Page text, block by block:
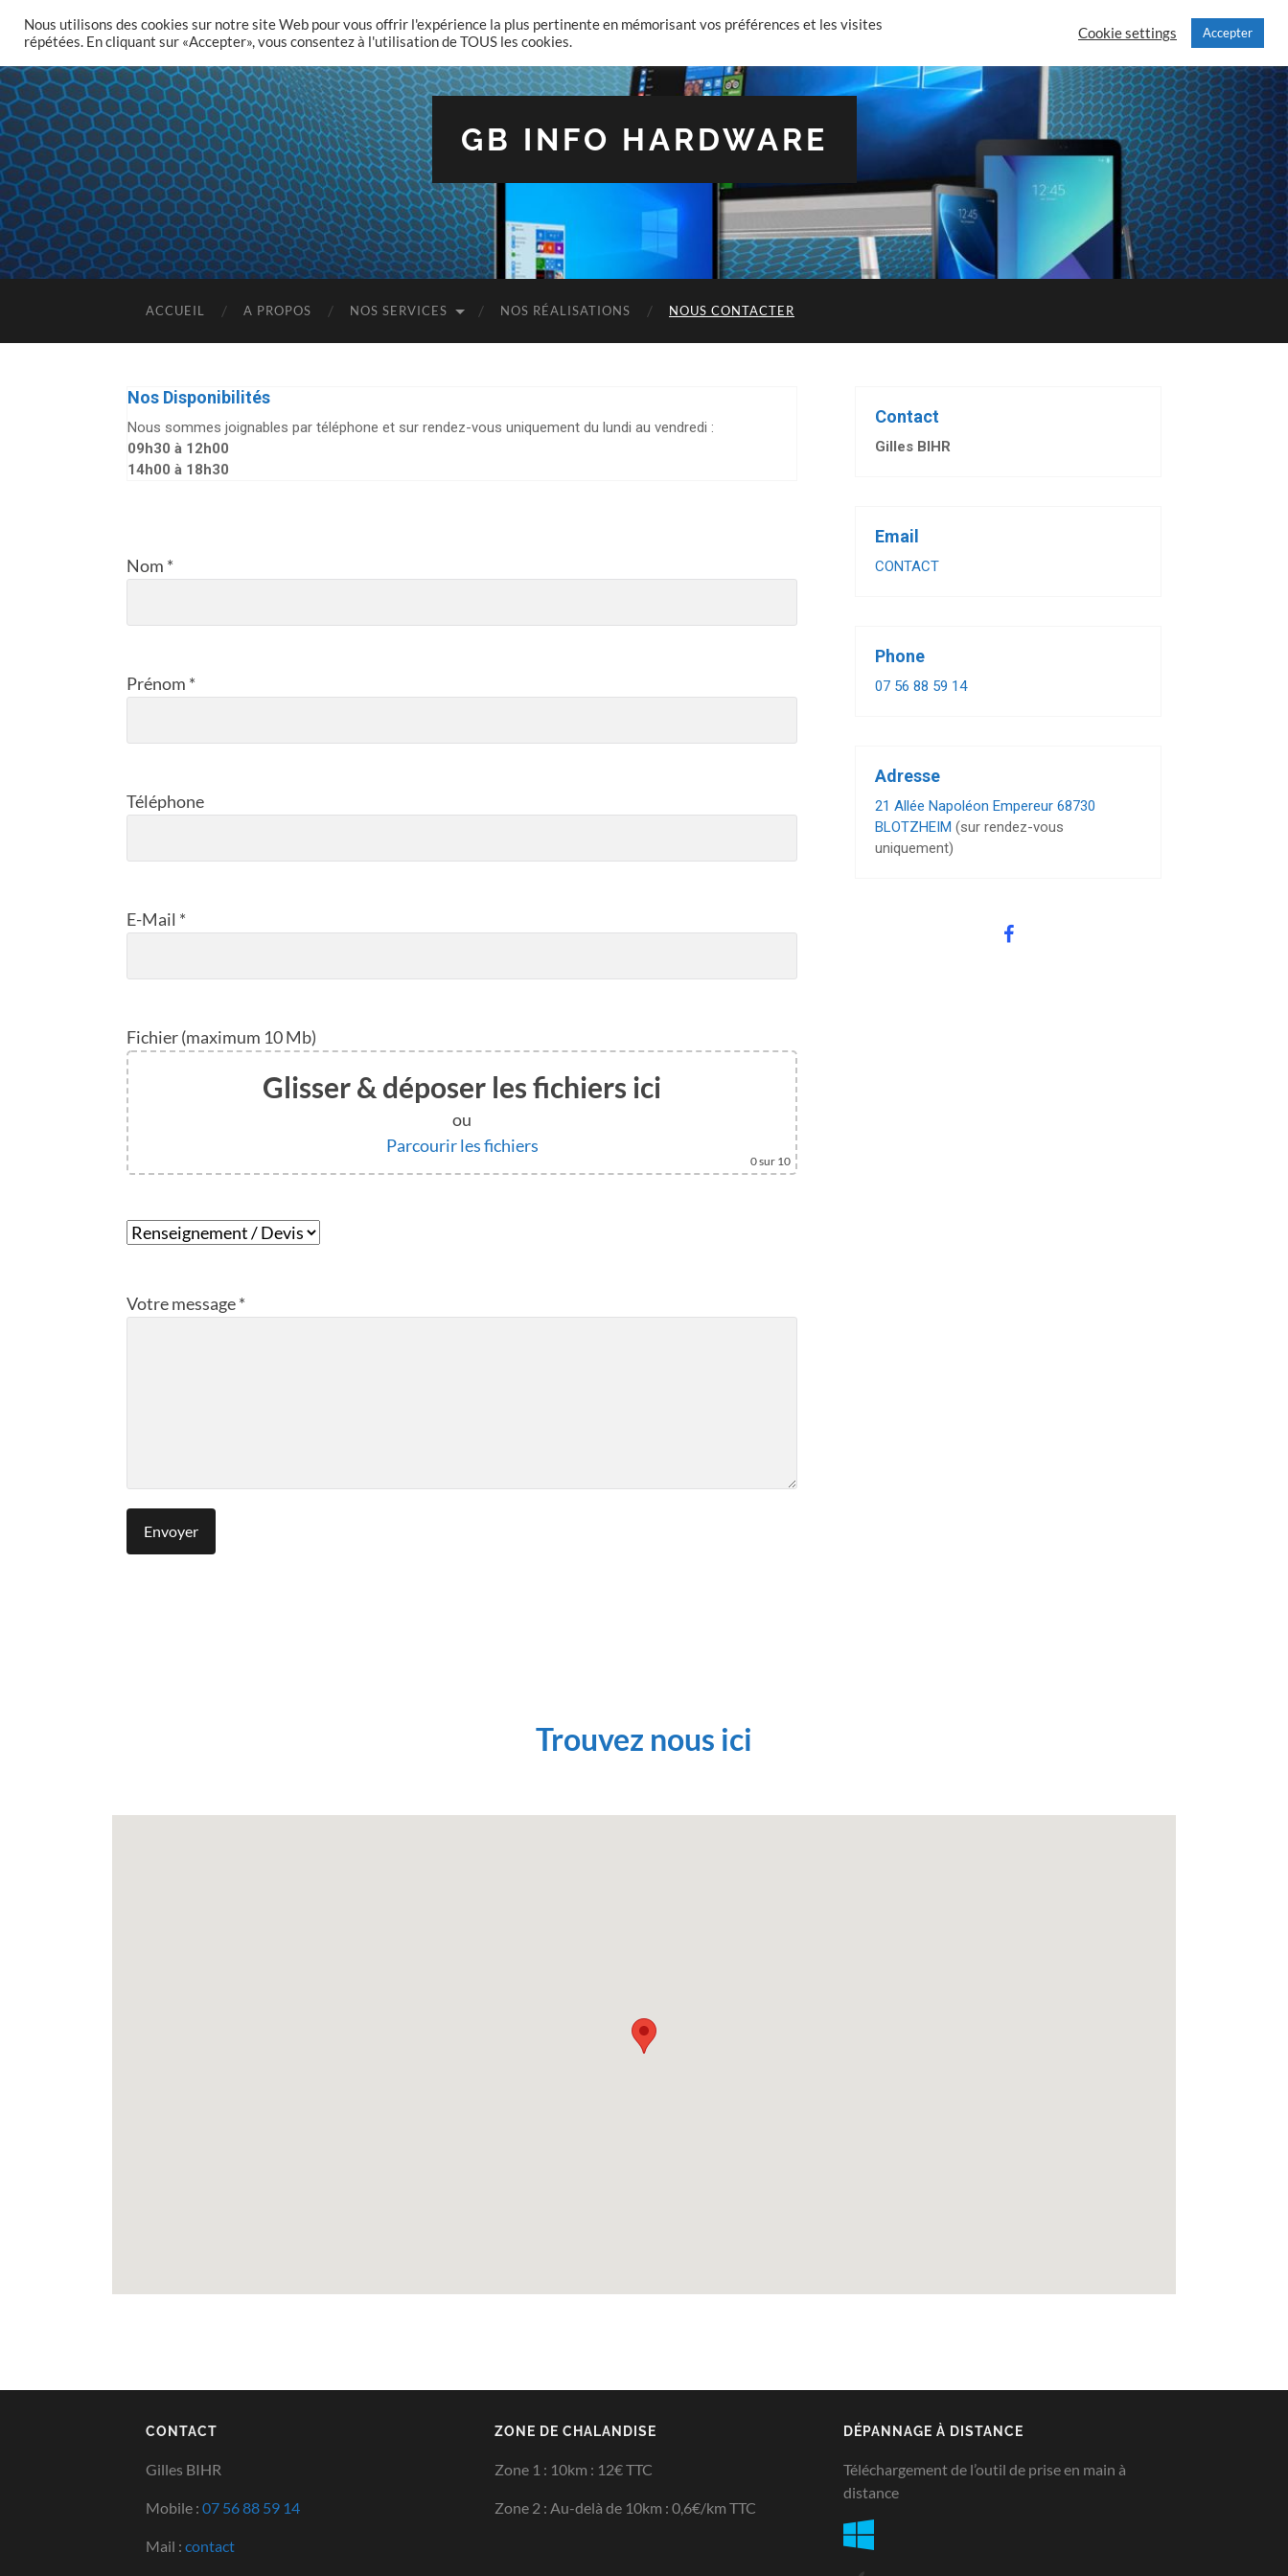
GB INFO HARDWARE
ACCUEIL A PROPOS NOS SERVICES NOS RÉALISATIONS NOUS CONTACTER
Nos Disponibilités
Nous sommes joignables par téléphone et sur rendez-vous uniquement du lundi au vendredi :
09h30 à 12h00
14h00 à 18h30
Nom *
Prénom *
Téléphone
E-Mail *
Fichier (maximum 10 Mb)
Glisser & déposer les fichiers ici
ou
Parcourir les fichiers
0sur 10
Votre message *
Contact
Gilles BIHR
Email
CONTACT
Phone
07 56 88 59 14
Adresse
21 Allée Napoléon Empereur 68730
BLOTZHEIM (sur rendez-vous
uniquement)
Trouvez nous ici
CONTACT
Gilles BIHR
Mobile : 07 56 88 59 14
Mail : contact
ZONE DE CHALANDISE
Zone 1 : 10km : 12€ TTC
Zone 2 : Au-delà de 10km : 0,6€/km TTC
DÉPANNAGE À DISTANCE
Téléchargement de l’outil de prise en main à
distance
Nous utilisons des cookies sur notre site Web pour vous offrir l'expérience la plus pertinente en mémorisant vos préférences et les visites
répétées. En cliquant sur «Accepter», vous consentez à l'utilisation de TOUS les cookies.
Cookie settings Accepter